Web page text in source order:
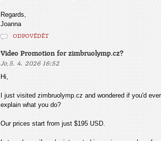
Regards,
Joanna
ODPOVĚDĚT
Video Promotion for zimbruolymp.cz?
Jo, 5. 4. 2026 16:52
Hi,
I just visited zimbruolymp.cz and wondered if you'd
explain what you do?
Our prices start from just $195 USD.